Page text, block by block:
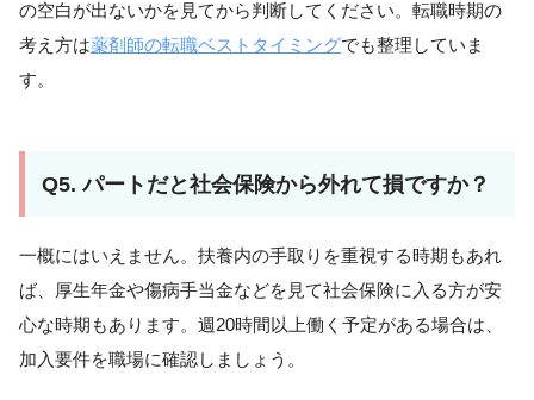
の空白が出ないかを見てから判断してください。転職時期の
考え方は薬剤師の転職ベストタイミングでも整理していま
す。
Q5. パートだと社会保険から外れて損ですか？
一概にはいえません。扶養内の手取りを重視する時期もあれ
ば、厚生年金や傷病手当金などを見て社会保険に入る方が安
心な時期もあります。週20時間以上働く予定がある場合は、
加入要件を職場に確認しましょう。